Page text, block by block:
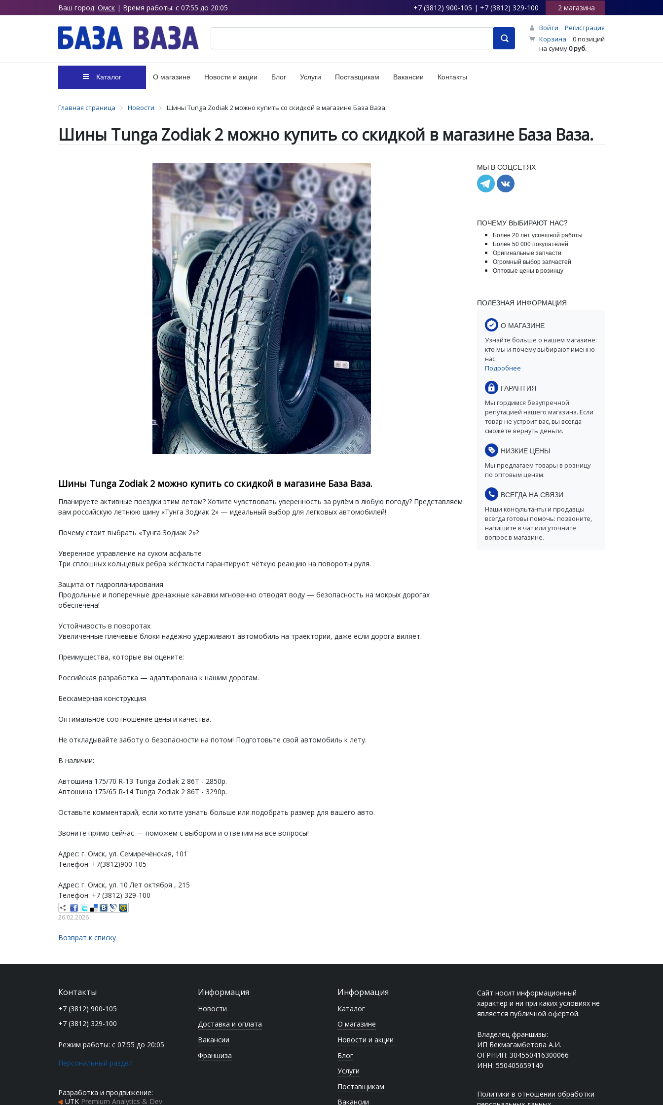
Ваш город: Омск | Время работы: с 07:55 до 20:05 +7 (3812) 900-105 | +7 (3812) 329-100 2 магазина
Войти
Регистрация
Корзина
0 позиций
на сумму0 руб.
Каталог О магазине Новости и акции Блог Услуги Поставщикам Вакансии Контакты
Главная страница Новости Шины Tunga Zodiak 2 можно купить со скидкой в магазине База Ваза.
Шины Tunga Zodiak 2 можно купить со скидкой в магазине База Ваза.
Шины Tunga Zodiak 2 можно купить со скидкой в магазине База Ваза.
Планируете активные поездки этим летом? Хотите чувствовать уверенность за рулём в любую погоду? Представляем
вам российскую летнюю шину «Тунга Зодиак 2» — идеальный выбор для легковых автомобилей!
Почему стоит выбрать «Тунга Зодиак 2»?
Уверенное управление на сухом асфальте
Три сплошных кольцевых ребра жёсткости гарантируют чёткую реакцию на повороты руля.
Защита от гидропланирования
Продольные и поперечные дренажные канавки мгновенно отводят воду — безопасность на мокрых дорогах
обеспечена!
Устойчивость в поворотах
Увеличенные плечевые блоки надёжно удерживают автомобиль на траектории, даже если дорога виляет.
Преимущества, которые вы оцените:
Российская разработка — адаптирована к нашим дорогам.
Бескамерная конструкция
Оптимальное соотношение цены и качества.
Не откладывайте заботу о безопасности на потом! Подготовьте свой автомобиль к лету.
В наличии:
Автошина 175/70 R-13 Tunga Zodiak 2 86Т - 2850р.
Автошина 175/65 R-14 Tunga Zodiak 2 86T - 3290р.
Оставьте комментарий, если хотите узнать больше или подобрать размер для вашего авто.
Звоните прямо сейчас — поможем с выбором и ответим на все вопросы!
Адрес: г. Омск, ул. Семиреченская, 101
Телефон: +7(3812)900-105
Адрес: г. Омск, ул. 10 Лет октября , 215
Телефон: +7 (3812) 329-100
26.02.2026
Возврат к списку
МЫ В СОЦСЕТЯХ
ПОЧЕМУ ВЫБИРАЮТ НАС?
Более 20 лет успешной работы
Более 50 000 покупателей
Оригинальные запчасти
Огромный выбор запчастей
Оптовые цены в розинцу
ПОЛЕЗНАЯ ИНФОРМАЦИЯ
О МАГАЗИНЕ
Узнайте больше о нашем магазине:
кто мы и почему выбирают именно
нас.
Подробнее
ГАРАНТИЯ
Мы гордимся безупречной
репутацией нашего магазина. Если
товар не устроит вас, вы всегда
сможете вернуть деньги.
НИЗКИЕ ЦЕНЫ
Мы предлагаем товары в розницу
по оптовым ценам.
ВСЕГДА НА СВЯЗИ
Наши консультанты и продавцы
всегда готовы помочь: позвоните,
напишите в чат или уточните
вопрос в магазине.
Информация
Новости
Доставка и оплата
Вакансии
Франшиза
Информация
Каталог
О магазине
Новости и акции
Блог
Услуги
Поставщикам
Вакансии
Сайт носит информационный
характер и ни при каких условиях не
является публичной офертой.
Владелец франшизы:
ИП Бекмагамбетова А.И.
ОГРНИП: 304550416300066
ИНН: 550405659140
Политики в отношении обработки
Контакты
+7 (3812) 900-105
+7 (3812) 329-100
Режим работы: с 07:55 до 20:05
Персональный раздел
Разработка и продвижение:
UTK Premium Analytics & Dev